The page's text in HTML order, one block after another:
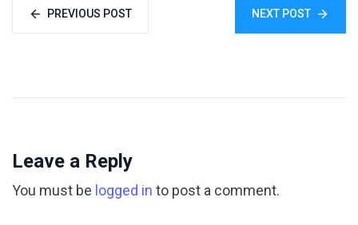
PREVIOUS POST NEXT POST
Leave a Reply
You must be logged in to post a comment.